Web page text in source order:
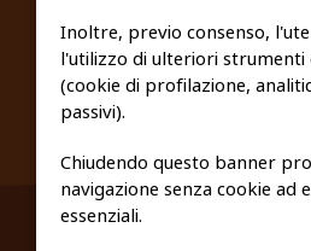
PRIVACY E
Inoltre, previo consenso,
l'utilizzo di ulteriori strumenti
(cookie di profilazione,
passivi).
Chiudendo questo banner
navigazione senza cookie ad
essenziali.